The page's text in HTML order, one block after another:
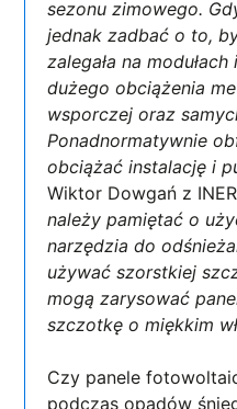
sezonu zimowego.
jednak zadbać o to,
zalegała na
dużego obciążenia
wsporczej oraz
Ponadnormatywnie
obciążać instalację i
Wiktor Dowgań z
należy pamiętać o
narzędzia do
używać szorstkiej
mogą zarysować
szczotkę o miękkim
Czy panele
podczas opadów